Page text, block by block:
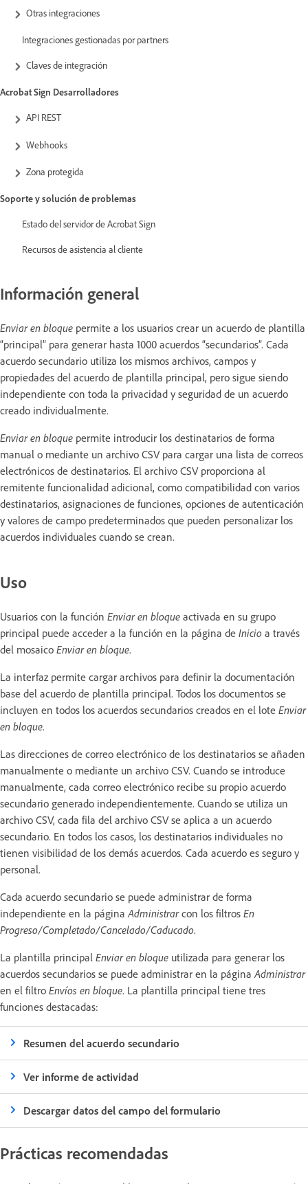
Otras integraciones
Integraciones gestionadas por partners
Claves de integración
Acrobat Sign Desarrolladores
API REST
Webhooks
Zona protegida
Soporte y solución de problemas
Estado del servidor de Acrobat Sign
Recursos de asistencia al cliente
Información general
Enviar en bloque permite a los usuarios crear un acuerdo de plantilla
“principal” para generar hasta 1000 acuerdos “secundarios”. Cada
acuerdo secundario utiliza los mismos archivos, campos y
propiedades del acuerdo de plantilla principal, pero sigue siendo
independiente con toda la privacidad y seguridad de un acuerdo
creado individualmente.
Enviar en bloque permite introducir los destinatarios de forma
manual o mediante un archivo CSV para cargar una lista de correos
electrónicos de destinatarios. El archivo CSV proporciona al
remitente funcionalidad adicional, como compatibilidad con varios
destinatarios, asignaciones de funciones, opciones de autenticación
y valores de campo predeterminados que pueden personalizar los
acuerdos individuales cuando se crean.
Uso
Usuarios con la función Enviar en bloque activada en su grupo
principal puede acceder a la función en la página de Inicio a través
del mosaico Enviar en bloque.
La interfaz permite cargar archivos para definir la documentación
base del acuerdo de plantilla principal. Todos los documentos se
incluyen en todos los acuerdos secundarios creados en el lote Enviar
en bloque.
Las direcciones de correo electrónico de los destinatarios se añaden
manualmente o mediante un archivo CSV. Cuando se introduce
manualmente, cada correo electrónico recibe su propio acuerdo
secundario generado independientemente. Cuando se utiliza un
archivo CSV, cada fila del archivo CSV se aplica a un acuerdo
secundario. En todos los casos, los destinatarios individuales no
tienen visibilidad de los demás acuerdos. Cada acuerdo es seguro y
personal.
Cada acuerdo secundario se puede administrar de forma
independiente en la página Administrarcon los filtros En
Progreso/Completado/Cancelado/Caducado.
La plantilla principal Enviar en bloque utilizada para generar los
acuerdos secundarios se puede administrar en la página Administrar
en el filtro Envíos en bloque. La plantilla principal tiene tres
funciones destacadas:
Resumen del acuerdo secundario
Ver informe de actividad
Descargar datos del campo del formulario
Prácticas recomendadas